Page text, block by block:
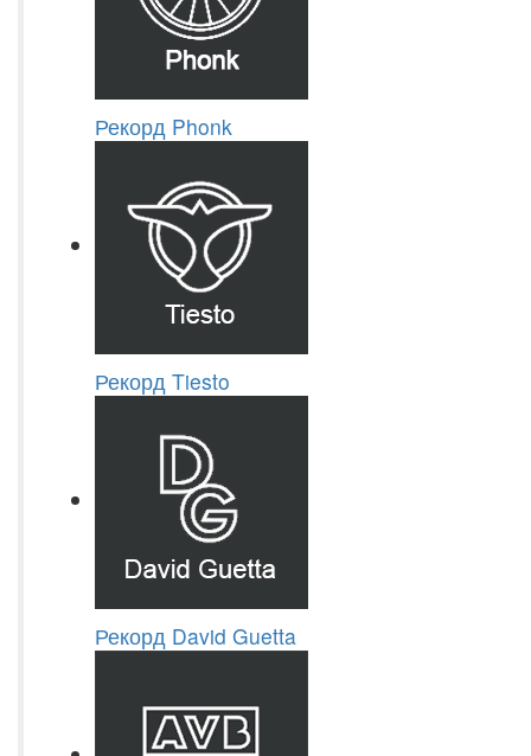
Рекорд Phonk
Рекорд Tiesto
Рекорд David Guetta